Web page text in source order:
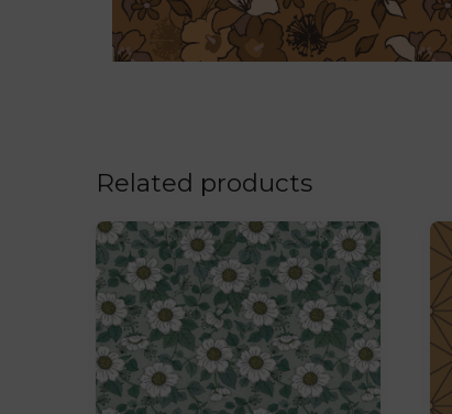
Related products